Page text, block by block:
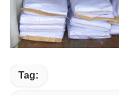
Tag: